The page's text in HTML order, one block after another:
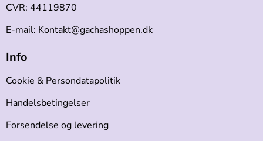
CVR: 44119870
E-mail: Kontakt@gachashoppen.dk
Info
Cookie & Persondatapolitik
Handelsbetingelser
Forsendelse og levering